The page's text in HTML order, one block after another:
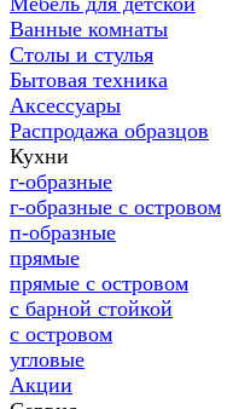
Ванные комнаты
Столы и стулья
Бытовая техника
Аксессуары
Распродажа образцов
Кухни
г-образные
г-образные с островом
п-образные
прямые
прямые с островом
с барной стойкой
с островом
угловые
Акции